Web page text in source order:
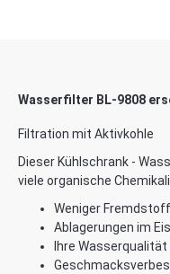
Wasserfilter BL-9808
Filtration mit Aktivkohle
Dieser Kühlschrank -
viele organische
Weniger
Ablagerungen im
Ihre